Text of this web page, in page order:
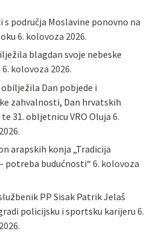
s područja Moslavine ponovno na
6. kolovoza 2026.
blagdan svoje nebeske
6. kolovoza 2026.
Dan pobjede i
zahvalnosti, Dan hrvatskih
31. obljetnicu VRO Oluja 6.
arapskih konja „Tradicija
potreba budućnosti“ 6. kolovoza
PP Sisak Patrik Jelaš
policijsku i sportsku karijeru 6.